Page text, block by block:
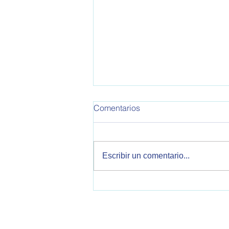
Comentarios
Escribir un comentario...